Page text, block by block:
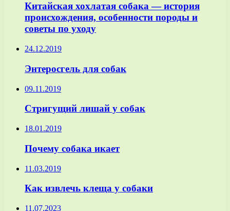
Китайская хохлатая собака — история
происхождения, особенности породы и
советы по уходу
24.12.2019
Энтеросгель для собак
09.11.2019
Стригущий лишай у собак
18.01.2019
Почему собака икает
11.03.2019
Как извлечь клеща у собаки
11.07.2023